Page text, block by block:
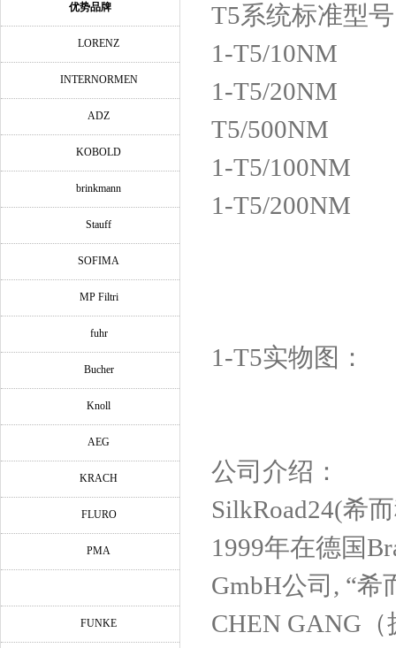
优势品牌
LORENZ
INTERNORMEN
ADZ
KOBOLD
brinkmann
Stauff
SOFIMA
MP Filtri
fuhr
Bucher
Knoll
AEG
KRACH
FLURO
PMA
FUNKE
T5系统标准型
1-T5/10NM
1-T5/20NM
T5/500NM
1-T5/100NM
1-T5/200NM
1-T5实物图：
公司介绍：
SilkRoad24(希
1999年在德国
GmbH公司, “希
CHEN GANG